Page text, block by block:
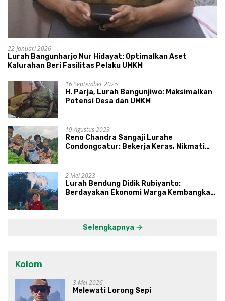
22 Januari 2026
Lurah Bangunharjo Nur Hidayat: Optimalkan Aset
Kalurahan Beri Fasilitas Pelaku UMKM
16 September 2025
H. Parja, Lurah Bangunjiwo: Maksimalkan
Potensi Desa dan UMKM
19 Agustus 2023
Reno Chandra Sangaji Lurahe
Condongcatur: Bekerja Keras, Nikmati
2 Mei 2023
Lurah Bendung Didik Rubiyanto:
Berdayakan Ekonomi Warga Kembangkan
Selengkapnya
Kolom
3 Mei 2026
Melewati Lorong Sepi